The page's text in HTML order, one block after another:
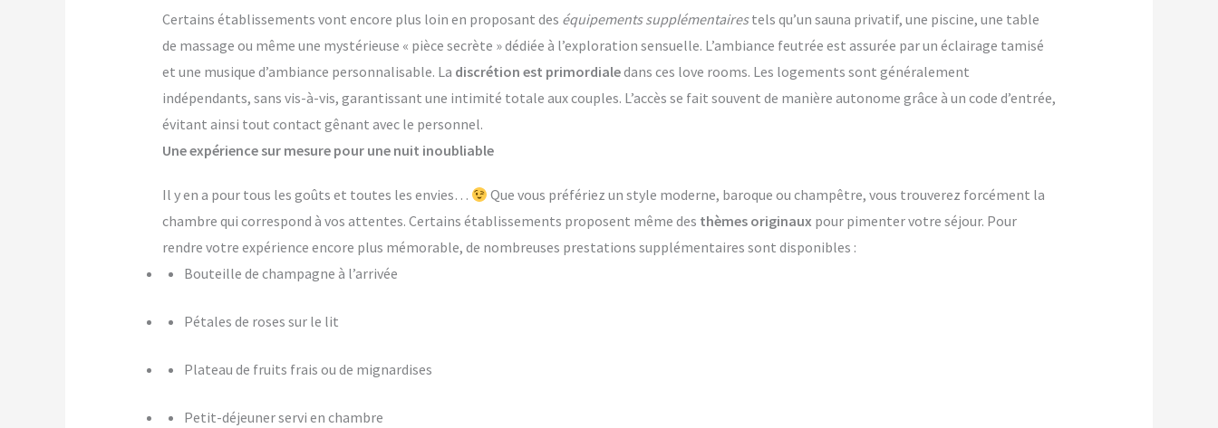
Certains établissements vont encore plus loin en proposant des équipements supplémentairestels qu’un sauna privatif, une piscine, une table
de massage ou même une mystérieuse « pièce secrète » dédiée à l’exploration sensuelle. L’ambiance feutrée est assurée par un éclairage tamisé
et une musique d’ambiance personnalisable. La discrétion est primordialedans ces love rooms. Les logements sont généralement
indépendants, sans vis-à-vis, garantissant une intimité totale aux couples. L’accès se fait souvent de manière autonome grâce à un code d’entrée,
évitant ainsi tout contact gênant avec le personnel.
Une expérience sur mesure pour une nuit inoubliable
Il y en a pour tous les goûts et toutes les envies…
Que vous préfériez un style moderne, baroque ou champêtre, vous trouverez forcément la
chambre qui correspond à vos attentes. Certains établissements proposent même des thèmes originaux pour pimenter votre séjour. Pour
rendre votre expérience encore plus mémorable, de nombreuses prestations supplémentaires sont disponibles :
Bouteille de champagne à l’arrivée
Pétales de roses sur le lit
Plateau de fruits frais ou de mignardises
Petit-déjeuner servi en chambre